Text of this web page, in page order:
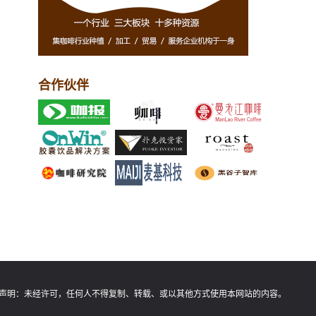
合作伙伴
明： 未经许可，任何人不得复制、转载、或以其他方式使用本网站的内容。